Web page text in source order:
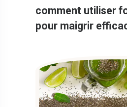
comment utiliser
pour maigrir